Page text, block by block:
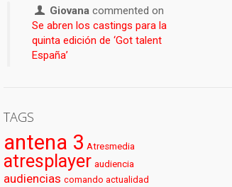
Giovana commented on
Se abren los castings para la
quinta edición de ‘Got talent
España’
TAGS
antena 3 Atresmedia
atresplayer audiencia
audiencias comando actualidad